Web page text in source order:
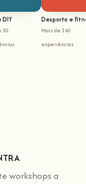
DIY
30
Desporto e
Mais de 140
experiências
workshops a